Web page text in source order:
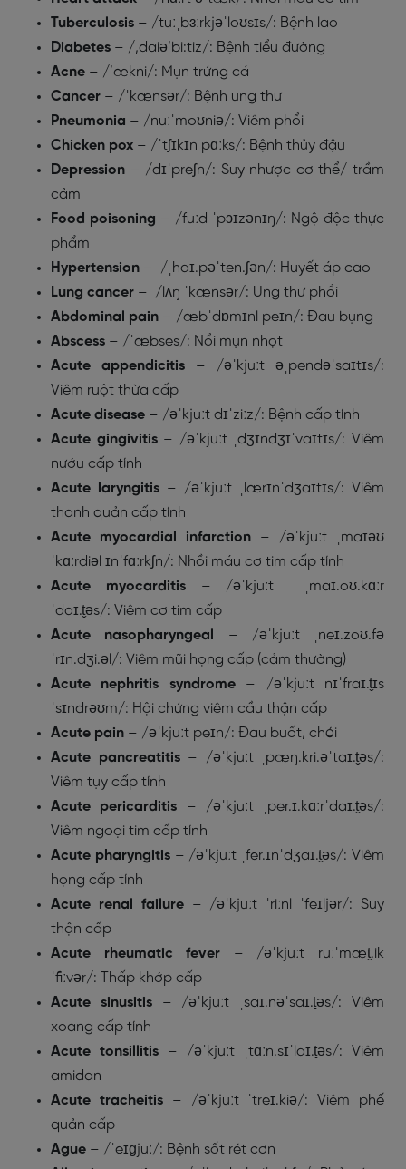
Tuberculosis – /tuːˌbɜːrkjəˈloʊsɪs/: Bệnh lao
Diabetes – /,daiə’bi:tiz/: Bệnh tiểu đường
Acne – /’ækni/: Mụn trứng cá
Cancer – /ˈkænsər/: Bệnh ung thư
Pneumonia – /nuːˈmoʊniə/: Viêm phổi
Chicken pox – /ˈtʃɪkɪn pɑːks/: Bệnh thủy đậu
Depression – /dɪˈpreʃn/: Suy nhược cơ thể/ trầm
cảm
Food poisoning – /fuːd ˈpɔɪzənɪŋ/: Ngộ độc thực
phẩm
Hypertension – /ˌhaɪ.pəˈten.ʃən/: Huyết áp cao
Lung cancer – /lʌŋ ˈkænsər/: Ung thư phổi
Abdominal pain – /æbˈdɒmɪnl peɪn/: Đau bụng
Abscess – /ˈæbses/: Nổi mụn nhọt
Acute
appendicitis – /əˈkjuːt əˌpendəˈsaɪtɪs/:
Viêm ruột thừa cấp
Acute disease – /əˈkjuːt dɪˈziːz/: Bệnh cấp tính
Acute gingivitis– /əˈkjuːt ˌdʒɪndʒɪˈvaɪtɪs/: Viêm
nướu cấp tính
Acute
laryngitis – /əˈkjuːt ˌlærɪnˈdʒaɪtɪs/: Viêm
thanh quản cấp tính
Acute
myocardial infarction – /əˈkjuːt ˌmaɪəʊ
ˈkɑːrdiəl ɪnˈfɑːrkʃn/: Nhồi máu cơ tim cấp tính
Acute
myocarditis– /əˈkjuːt ˌmaɪ.oʊ.kɑːr
ˈdaɪ.t̬əs/: Viêm cơ tim cấp
Acute
nasopharyngeal
– /əˈkjuːt ˌneɪ.zoʊ.fə
ˈrɪn.dʒi.əl/: Viêm mũi họng cấp (cảm thường)
Acute
nephritis syndrome– /əˈkjuːt nɪˈfraɪ.t̬ɪs
ˈsɪndrəʊm/: Hội chứng viêm cầu thận cấp
Acute pain – /əˈkjuːt peɪn/: Đau buốt, chói
Acute pancreatitis– /əˈkjuːt ˌpæŋ.kri.əˈtaɪ.t̬əs/:
Viêm tụy cấp tính
Acute
pericarditis – /əˈkjuːt ˌper.ɪ.kɑːrˈdaɪ.t̬əs/:
Viêm ngoại tim cấp tính
Acute pharyngitis– /əˈkjuːt ˌfer.ɪnˈdʒaɪ.t̬əs/: Viêm
họng cấp tính
Acute renal failure– /əˈkjuːt ˈriːnl ˈfeɪljər/: Suy
thận cấp
Acute
rheumatic fever – /əˈkjuːt ruːˈmæt̬.ik
ˈfiːvər/: Thấp khớp cấp
Acute
sinusitis– /əˈkjuːt ˌsaɪ.nəˈsaɪ.t̬əs/: Viêm
xoang cấp tính
Acute tonsillitis – /əˈkjuːt ˌtɑːn.sɪˈlaɪ.t̬əs/: Viêm
amidan
Acute tracheitis– /əˈkjuːt ˈtreɪ.kiə/: Viêm phế
quản cấp
Ague – /ˈeɪɡjuː/: Bệnh sốt rét cơn